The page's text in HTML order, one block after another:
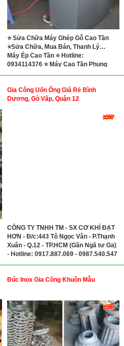
⭐ Sửa Chữa Máy Ghép Gỗ Cao Tần
⭐Sửa Chữa, Mua Bán, Thanh Lý…
Máy Ép Cao Tần ⭐ Hotline:
0934114376 ⭐ Máy Cao Tần Phụng
Gia Công Uốn Ống Giá Rẻ Bình
Dương, Gò Vấp, Quận 12
CÔNG TY TNHH TM - SX CƠ KHÍ ĐẠT
HƠN - Đ/c:443 Tô Ngọc Vân - P.Thạnh
Xuân - Q.12 - TP.HCM (Gần Ngã tư Ga)
- Hotline: 0917.887.069 - 0987.540.547
Đúc Inox Gia Công Khuôn Mẫu